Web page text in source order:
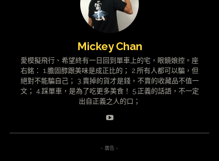
Mickey Chan
愛模擬飛行、希望終有一日回到單車上的宅，眼鏡娘控。座
右銘： 1.膽固醇跟美味是成正比的； 2.所有人都可以騙，但
絕對不能騙自己； 3.賣掉的貨才是錢，不賣的收藏品不值一
文； 4.踩單車，是為了吃更多美食！ 5.正義的話語，不一定
出自正義之人的口；
- 廣告 -